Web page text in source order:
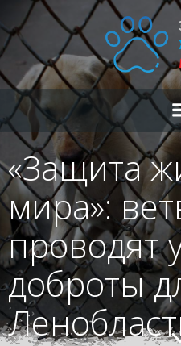
«Защита
мира»:
проводят
доброты